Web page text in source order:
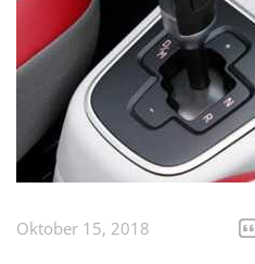
Oktober 15, 2018